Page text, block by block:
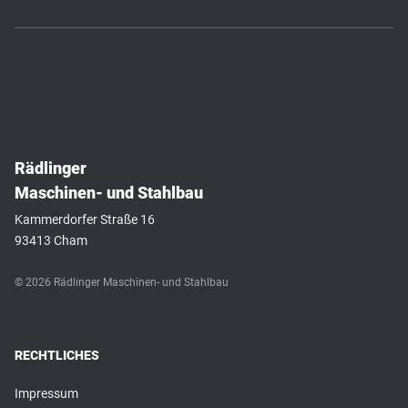
Rädlinger
Maschinen- und Stahlbau
Kammerdorfer Straße 16
93413 Cham
© 2026 Rädlinger Maschinen- und Stahlbau
RECHTLICHES
Impressum